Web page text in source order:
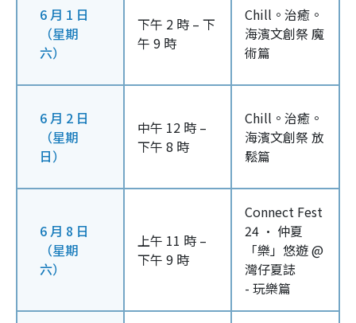
6 月 1 日
（星期
六）
下午 2 時 – 下
午 9 時
Chill。治癒。
海濱文創祭 魔
術篇
6 月 2 日
（星期
日）
中午 12 時 –
下午 8 時
Chill。治癒。
海濱文創祭 放
鬆篇
6 月 8 日
（星期
六）
上午 11 時 –
下午 9 時
Connect Fest
24 · 仲夏
「樂」悠遊 @
灣仔夏誌
- 玩樂篇